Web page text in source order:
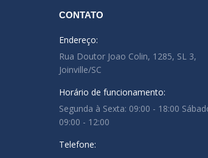
CONTATO
Endereço:
Rua Doutor Joao Colin, 1285, SL 3,
Joinville/SC
Horário de funcionamento:
Segunda à Sexta: 09:00 - 18:00
09:00 - 12:00
Telefone: